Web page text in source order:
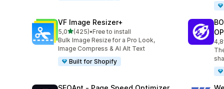
VF Image Resizer+
5,0z 5 hvězd
(425)
Celkový počet recenzí: 425
•Free to install
Bulk Image Resize for a Pro Look,
Image Compress & AI Alt Text
Built for Shopify
4,8